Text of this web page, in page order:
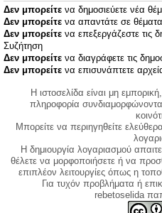
Δεν μπορείτε να δημοσιεύετε νέα
Δεν μπορείτε να απαντάτε σε
Δεν μπορείτε να επεξεργάζεστε τις
Συζήτηση
Δεν μπορείτε να διαγράφετε τις
Δεν μπορείτε να επισυνάπτετε
Η ιστοσελίδα είναι μη
πληροφορία
Μπορείτε να περιηγηθείτε
Η δημιουργία λογαριασμού
θέλετε να μορφοποιήσετε ή να
επιπλέον λειτουργίες όπως η
Για τυχόν προβλήματα ή
rebetoselida